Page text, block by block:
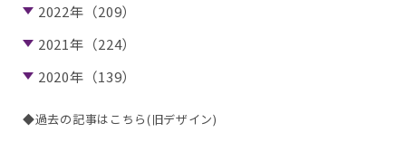
2022年（209）
2021年（224）
2020年（139）
◆過去の記事はこちら(旧デザイン)